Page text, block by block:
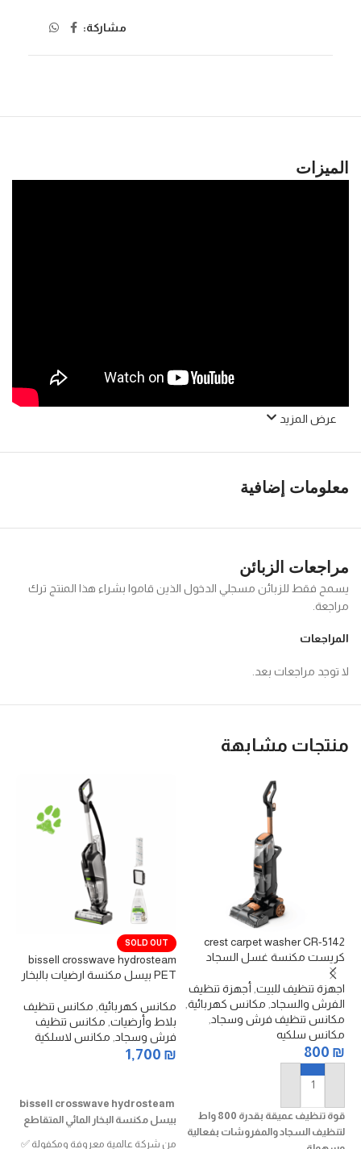
مشاركة:
الميزات
عرض المزيد
معلومات إضافية
مراجعات الزبائن
المراجعات
لا توجد مراجعات بعد.
يسمح فقط للزبائن مسجلي الدخول الذين قاموا بشراء هذا المنتج ترك
مراجعة.
منتجات مشابهة
crest carpet washer CR-5142
كريست مكنسة غسل السجاد
اجهزة تنظيف للبيت أجهزة تنظيف
الفرش والسجاد مكانس كهربائية
مكانس تنظيف فرش وسجاد
مكانس سلكيه
800 ₪
إضافة إلى السلة
قوة تنظيف عميقة بقدرة 800 واط
لتنظيف السجاد والمفروشات بفعالية
SOLD OUT
bissell crosswave hydrosteam
PET بيسل مكنسة ارضيات بالبخار
مكانس كهربائية, مكانس تنظيف
بلاط وأرضيات, مكانس تنظيف
فرش وسجاد مكانس لاسلكية
1,700 ₪
bissell crosswave hydrosteam
بيسل مكنسة البخار المائي المتقاطع
من شركة عالمية معروفة ومكفولة ✅